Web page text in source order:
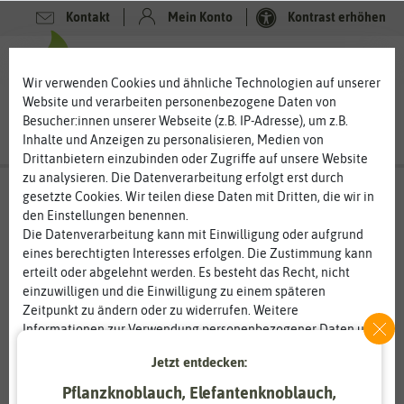
Kontakt Mein Konto Kontrast erhöhen
-50%
Wir verwenden Cookies und ähnliche Technologien auf unserer
Website und verarbeiten personenbezogene Daten von
Besucher:innen unserer Webseite (z.B. IP-Adresse), um z.B.
Inhalte und Anzeigen zu personalisieren, Medien von
Drittanbietern einzubinden oder Zugriffe auf unsere Website
zu analysieren. Die Datenverarbeitung erfolgt erst durch
gesetzte Cookies. Wir teilen diese Daten mit Dritten, die wir in
den Einstellungen benennen.
Die Datenverarbeitung kann mit Einwilligung oder aufgrund
eines berechtigten Interesses erfolgen. Die Zustimmung kann
erteilt oder abgelehnt werden. Es besteht das Recht, nicht
einzuwilligen und die Einwilligung zu einem späteren
Zeitpunkt zu ändern oder zu widerrufen. Weitere
Informationen zur Verwendung personenbezogener Daten und
Essenziell Statistik
Jetzt entdecken:
Pflanzknoblauch, Elefantenknoblauch,